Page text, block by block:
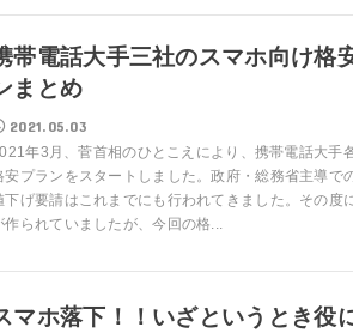
帯電話大手三社のスマホ向け格
まとめ
2021.05.03
年3月、菅首相のひとこえにより、携帯電話大手
安プランをスタートしました。政府・総務省主導で
下げ要請はこれまでにも行われてきました。その度
作られていましたが、今回の格...
マホ落下！！いざというとき役